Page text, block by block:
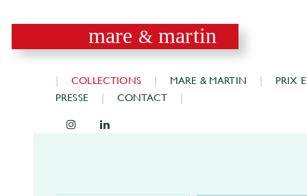
mare & martin
COLLECTIONS MARE & MARTIN
PRIX
PRESSE
CONTACT